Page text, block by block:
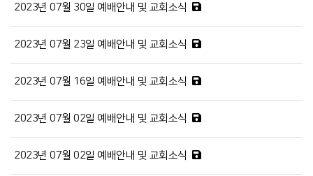
2023년 07월 30일 예배안내 및 교회소식
2023년 07월 23일 예배안내 및 교회소식
2023년 07월 16일 예배안내 및 교회소식
2023년 07월 02일 예배안내 및 교회소식
2023년 07월 02일 예배안내 및 교회소식